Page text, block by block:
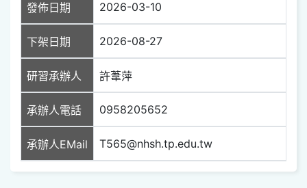
發佈日期 2026-03-10
下架日期 2026-08-27
研習承辦人 許葦萍
承辦人電話 0958205652
承辦人EMail T565@nhsh.tp.edu.tw